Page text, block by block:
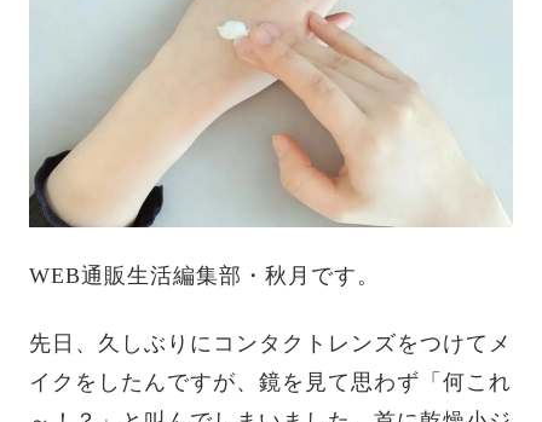
WEB通販生活編集部・秋月です。
先日、久しぶりにコンタクトレンズをつけてメ
イクをしたんですが、鏡を見て思わず「何これ